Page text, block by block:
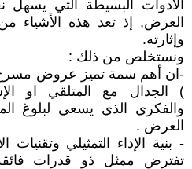
الأدوات البسيطة التي يسهل
العرض, إذ تعد هذه الأشياء
وإثارته.
ونستخلص من ذلك :
-ان أهم سمة تميز عروض مسرح
) الجدال مع المتلقي او
والفكري الذي يسعي لبلوغ
العرض .
- بنية الإداء التمثيلي
تفترض ممثل ذو قدرات